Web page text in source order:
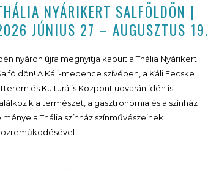
NYÁRIKERT SALFÖLDÖN |
JÚNIUS 27 – AUGUSZTUS 19.
nyáron újra megnyitja kapuit a Thália Nyárikert
A Káli-medence szívében, a Káli Fecske
és Kulturális Központ udvarán idén is
a természet, a gasztronómia és a színház
a Thália színház színművészeinek